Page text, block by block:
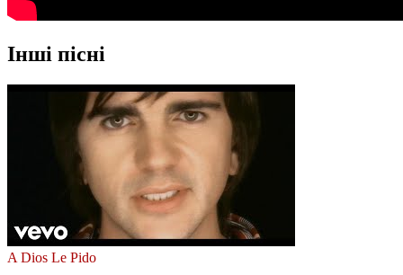
Інші пісні
A Dios Le Pido